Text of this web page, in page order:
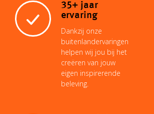
i A
p
p
35+ jaar
ervaring
Dankzij onze
buitenlandervaringen
helpen wij jou bij het
creëren van jouw
eigen inspirerende
beleving.